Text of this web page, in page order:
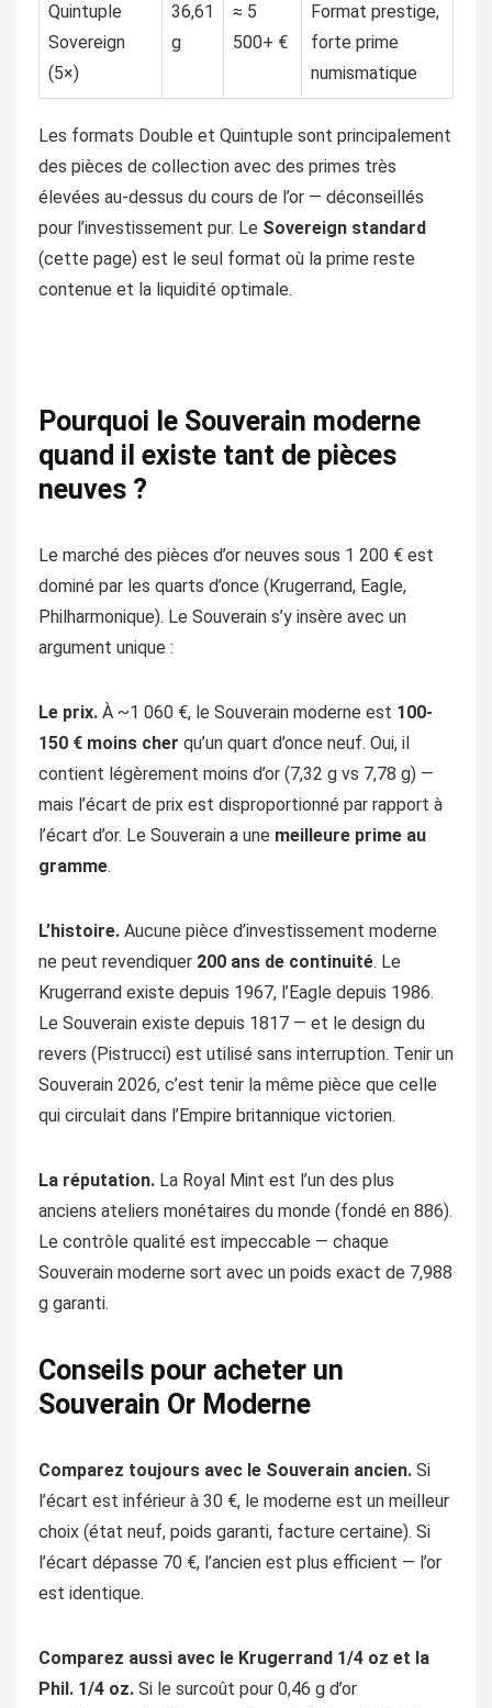
Quintuple
Sovereign
(5×)
36,61
g
≈ 5
500+ €
Format prestige,
forte prime
numismatique
Les formats Double et Quintuple sont principalement
des pièces de collection avec des primes très
élevées au-dessus du cours de l’or — déconseillés
pour l’investissement pur. Le Sovereign standard
(cette page) est le seul format où la prime reste
contenue et la liquidité optimale.
Pourquoi le Souverain moderne
quand il existe tant de pièces
neuves ?
Le marché des pièces d’or neuves sous 1 200 € est
dominé par les quarts d’once (Krugerrand, Eagle,
Philharmonique). Le Souverain s’y insère avec un
argument unique :
Le prix. À ~1 060 €, le Souverain moderne est 100-
150 € moins cher qu’un quart d’once neuf. Oui, il
contient légèrement moins d’or (7,32 g vs 7,78 g) —
mais l’écart de prix est disproportionné par rapport à
l’écart d’or. Le Souverain a une meilleure prime au
gramme.
L’histoire. Aucune pièce d’investissement moderne
ne peut revendiquer 200 ans de continuité. Le
Krugerrand existe depuis 1967, l’Eagle depuis 1986.
Le Souverain existe depuis 1817 — et le design du
revers (Pistrucci) est utilisé sans interruption. Tenir un
Souverain 2026, c’est tenir la même pièce que celle
qui circulait dans l’Empire britannique victorien.
La réputation. La Royal Mint est l’un des plus
anciens ateliers monétaires du monde (fondé en 886).
Le contrôle qualité est impeccable — chaque
Souverain moderne sort avec un poids exact de 7,988
g garanti.
Conseils pour acheter un
Souverain Or Moderne
Comparez toujours avec le Souverain ancien. Si
l’écart est inférieur à 30 €, le moderne est un meilleur
choix (état neuf, poids garanti, facture certaine). Si
l’écart dépasse 70 €, l’ancien est plus efficient — l’or
est identique.
Comparez aussi avec le Krugerrand 1/4 oz et la
Phil. 1/4 oz. Si le surcoût pour 0,46 g d’or